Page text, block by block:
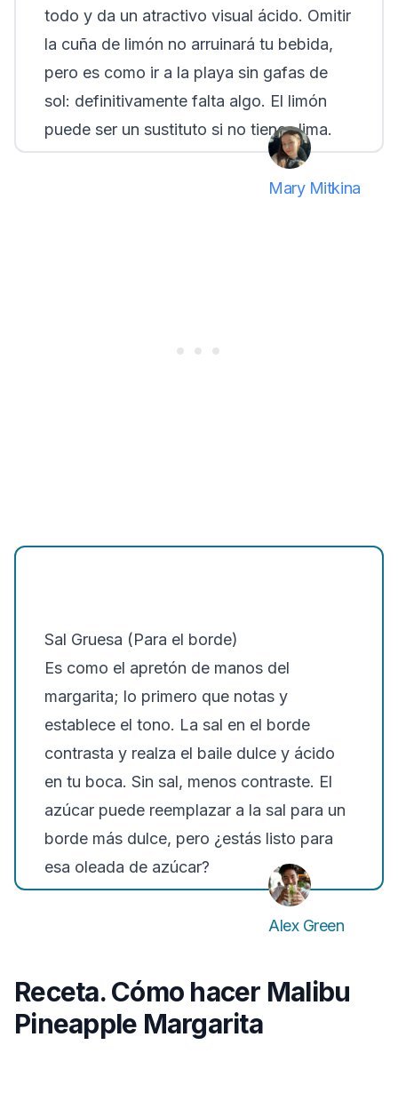
todo y da un atractivo visual ácido. Omitir
la cuña de limón no arruinará tu bebida,
pero es como ir a la playa sin gafas de
sol: definitivamente falta algo. El limón
puede ser un sustituto si no tienes lima.
Mary Mitkina
Sal Gruesa (Para el borde)
Es como el apretón de manos del
margarita; lo primero que notas y
establece el tono. La sal en el borde
contrasta y realza el baile dulce y ácido
en tu boca. Sin sal, menos contraste. El
azúcar puede reemplazar a la sal para un
borde más dulce, pero ¿estás listo para
esa oleada de azúcar?
Alex Green
Receta. Cómo hacer Malibu
Pineapple Margarita